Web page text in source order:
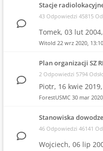
Stacje
43 Odpowiedzi 45815
Tomek, 03 lut
Witold 22 wrz 2020, 13:10
Plan organizacji SZ
2 Odpowiedzi 5794
Piotr, 16 kwie
ForestUSMC 30 mar
Stanowiska
46 Odpowiedzi 46141
Wojciech, 06 lip